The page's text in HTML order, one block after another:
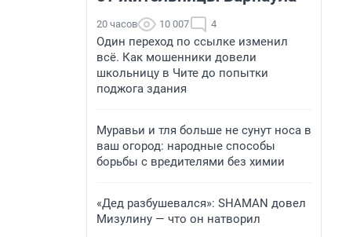
20 часов 10 007 4
Один переход по ссылке изменил
всё. Как мошенники довели
школьницу в Чите до попытки
поджога здания
Муравьи и тля больше не сунут носа в
ваш огород: народные способы
борьбы с вредителями без химии
«Дед разбушевался»: SHAMAN довел
Мизулину — что он натворил